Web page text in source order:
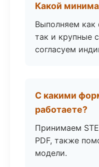
Какой
Выполняем как
так и крупные
согласуем
С какими
работаете?
Принимаем
PDF, также
модели.